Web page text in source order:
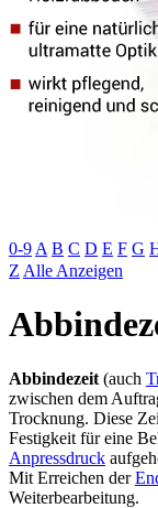
0-9 A B C D E F G
Z Alle Anzeigen
Abbindezeit (auch
zwischen dem
Trocknung. Diese
Festigkeit für eine
Anpressdruck
Mit Erreichen der
Weiterbearbeitung.